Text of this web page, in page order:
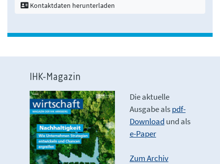
Kontaktdaten herunterladen
IHK-Magazin
Die aktuelle
Ausgabe alspdf-
Download und als
e-Paper
Zum Archiv